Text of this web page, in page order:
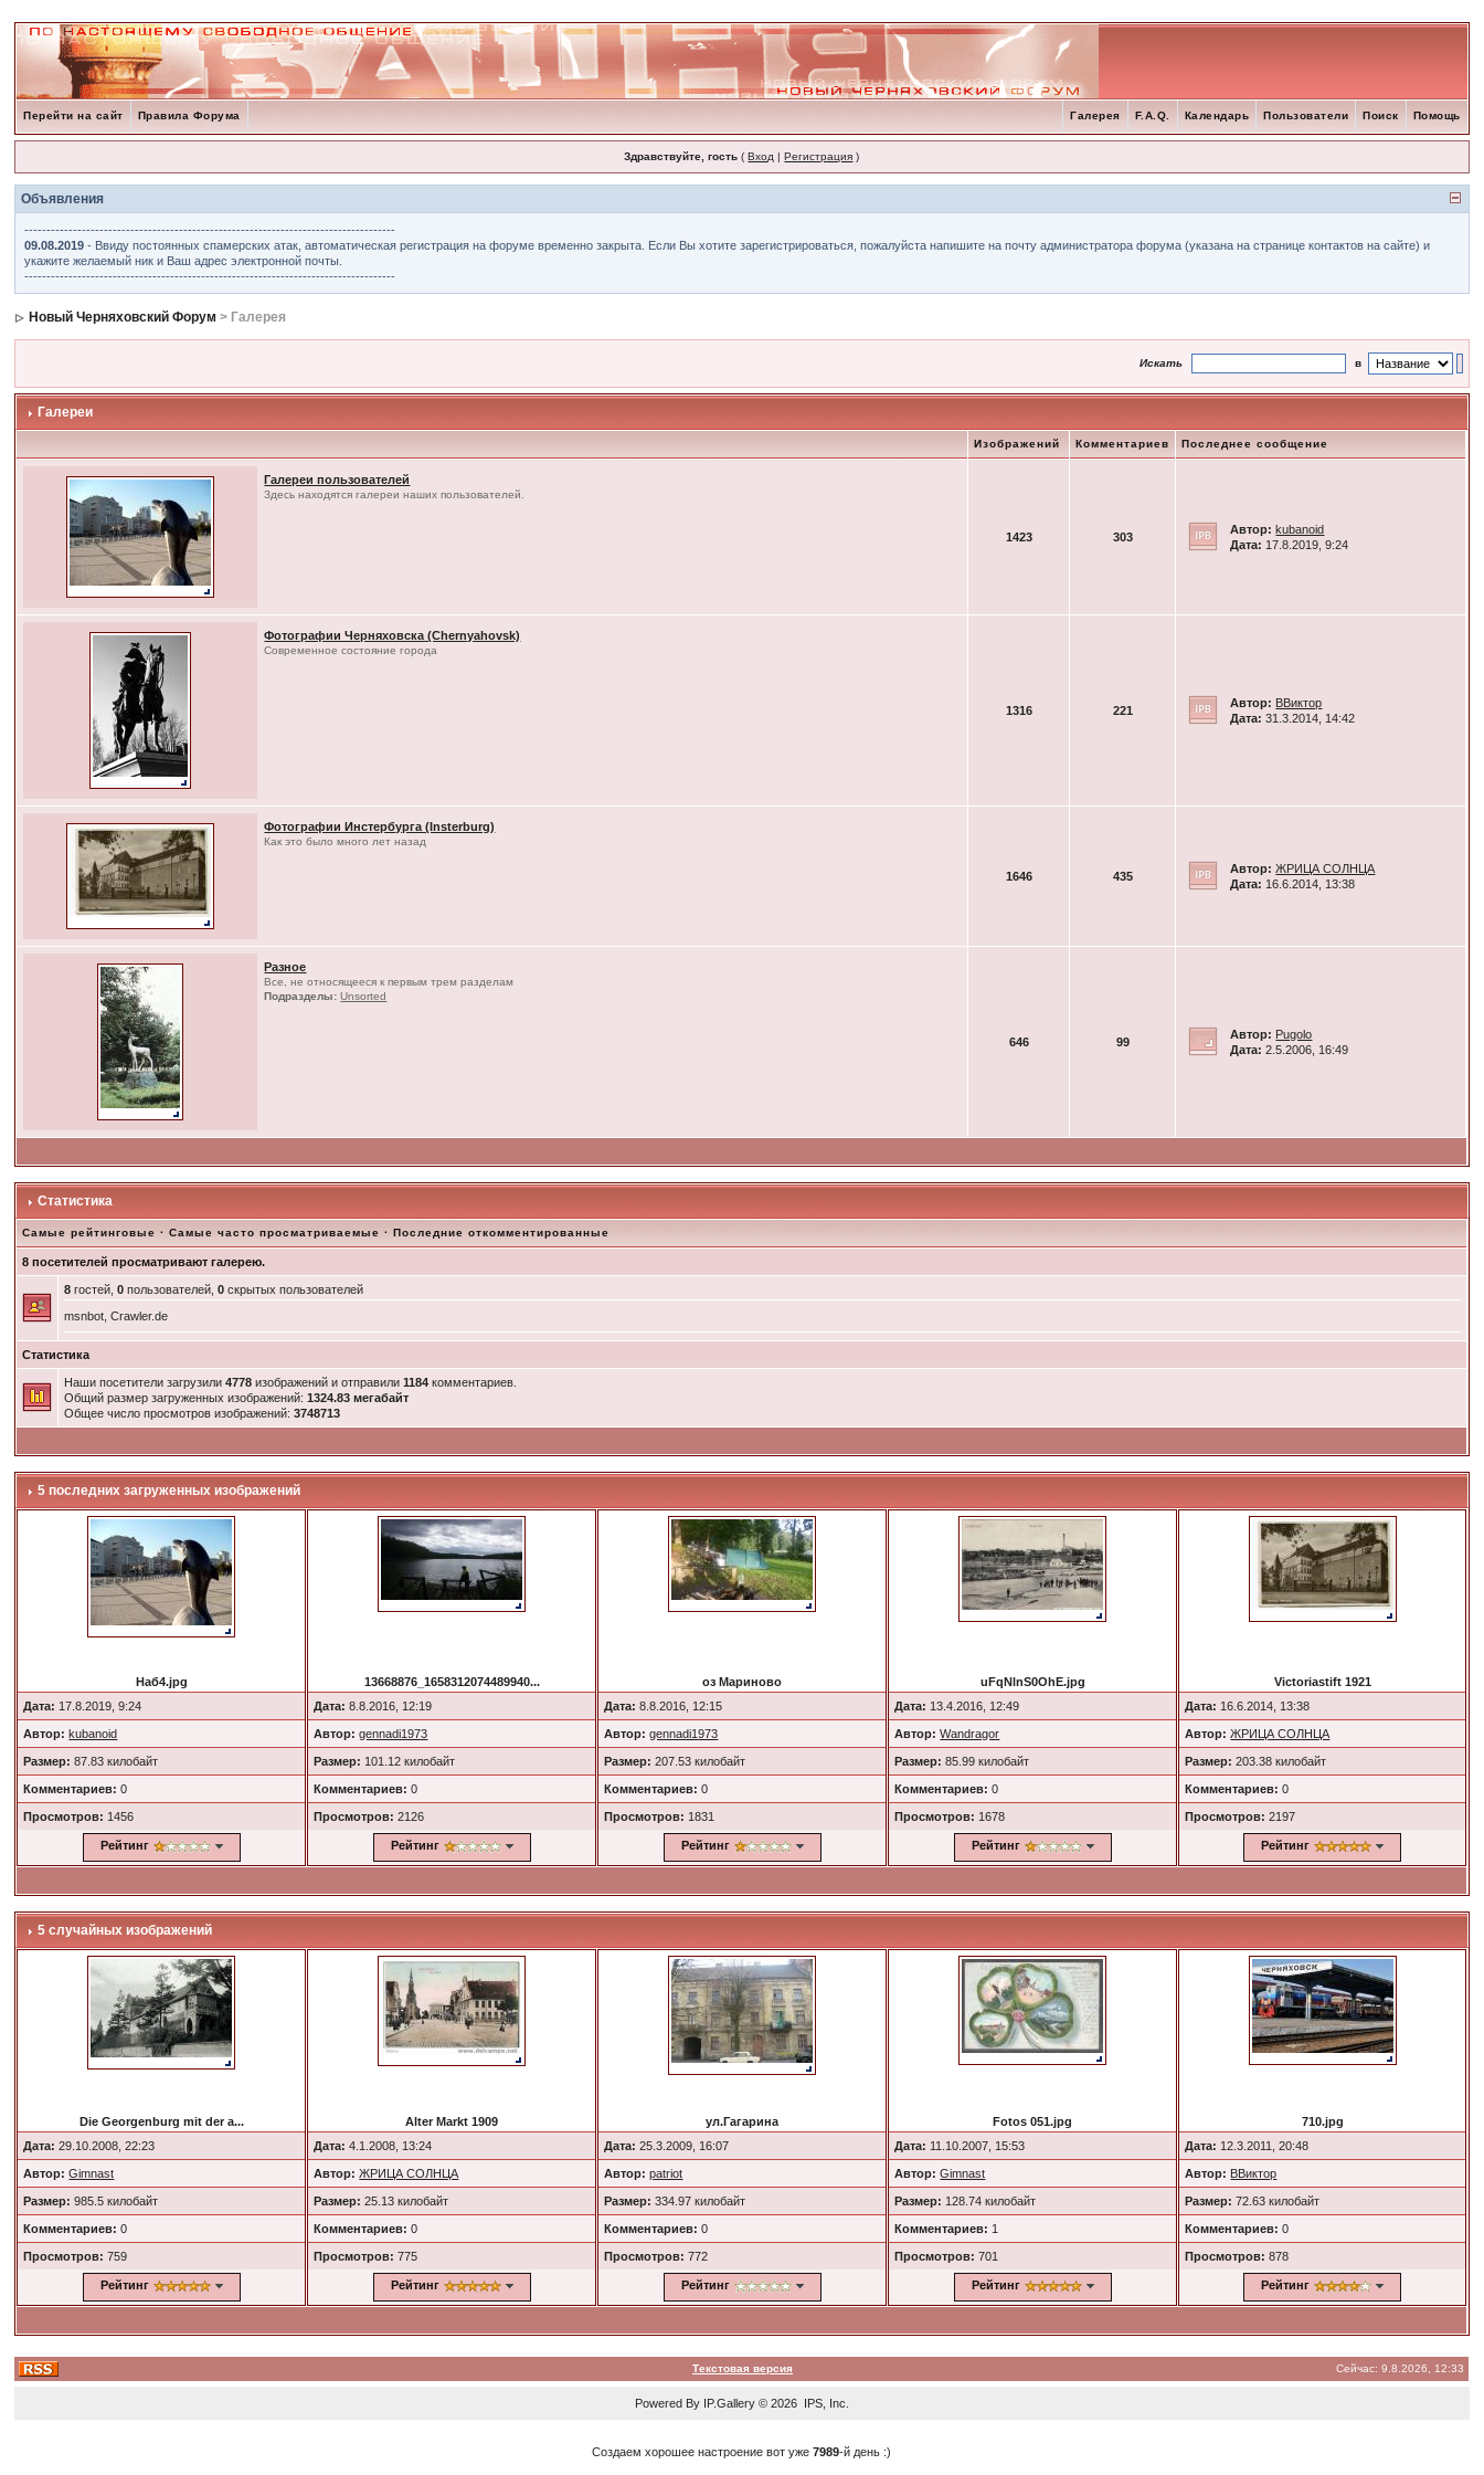
Перейти на сайт Правила Форума Помощь
Поиск
Пользователи
Календарь
F.A.Q.
Галерея
Здравствуйте, гость (Вход |Регистрация )
Объявления
------------------------------------------------------------------------------------
09.08.2019 - Ввиду постоянных спамерских атак, автоматическая регистрация на форуме временно закрыта. Если Вы хотите зарегистрироваться, пожалуйста напишите на почту администратора форума (указана на странице контактов на сайте) и
укажите желаемый ник и Ваш адрес электронной почты.
------------------------------------------------------------------------------------
Новый Черняховский Форум > Галерея
Искать в
Галереи
Изображений Комментариев Последнее сообщение
Галереи пользователей
Здесь находятся галереи наших пользователей.
1423 303
Автор: kubanoid
Дата: 17.8.2019, 9:24
Фотографии Черняховска (Chernyahovsk)
Современное состояние города
1316 221
Автор: ВВиктор
Дата: 31.3.2014, 14:42
Фотографии Инстербурга (Insterburg)
Как это было много лет назад
1646 435
Автор: ЖРИЦА СОЛНЦА
Дата: 16.6.2014, 13:38
Разное
Все, не относящееся к первым трем разделам
Подразделы: Unsorted
646 99
Автор: Pugolo
Дата: 2.5.2006, 16:49
Статистика
Самые рейтинговые ·Самые часто просматриваемые ·Последние откомментированные
8 посетителей просматривают галерею.
8 гостей,0 пользователей,0 скрытых пользователей
msnbot, Crawler.de
Статистика
Наши посетители загрузили4778 изображений и отправили1184 комментариев.
Общий размер загруженных изображений:1324.83 мегабайт
Общее число просмотров изображений:3748713
5 последних загруженных изображений
Наб4.jpg
Дата: 17.8.2019, 9:24
Автор: kubanoid
Размер: 87.83 килобайт
Комментариев: 0
Просмотров: 1456
Рейтинг
13668876_1658312074489940...
Дата: 8.8.2016, 12:19
Автор: gennadi1973
Размер: 101.12 килобайт
Комментариев: 0
Просмотров:2126
Рейтинг
оз Мариново
Дата: 8.8.2016, 12:15
Автор: gennadi1973
Размер: 207.53 килобайт
Комментариев: 0
Просмотров: 1831
Рейтинг
uFqNlnS0OhE.jpg
Дата: 13.4.2016, 12:49
Автор: Wandragor
Размер: 85.99 килобайт
Комментариев: 0
Просмотров: 1678
Рейтинг
Victoriastift 1921
Дата: 16.6.2014, 13:38
Автор: ЖРИЦА СОЛНЦА
Размер: 203.38 килобайт
Комментариев: 0
Просмотров:2197
Рейтинг
5 случайных изображений
Die Georgenburg mit der a...
Дата: 29.10.2008, 22:23
Автор: Gimnast
Размер: 985.5 килобайт
Комментариев: 0
Просмотров:759
Рейтинг
Alter Markt 1909
Дата: 4.1.2008, 13:24
Автор: ЖРИЦА СОЛНЦА
Размер: 25.13 килобайт
Комментариев: 0
Просмотров:775
Рейтинг
ул.Гагарина
Дата: 25.3.2009, 16:07
Автор: patriot
Размер: 334.97 килобайт
Комментариев: 0
Просмотров:772
Рейтинг
Fotos 051.jpg
Дата: 11.10.2007, 15:53
Автор: Gimnast
Размер: 128.74 килобайт
Комментариев: 1
Просмотров:701
Рейтинг
710.jpg
Дата: 12.3.2011, 20:48
Автор: ВВиктор
Размер: 72.63 килобайт
Комментариев: 0
Просмотров:878
Рейтинг
Текстовая версия Сейчас: 9.8.2026, 12:33
Powered By IP.Gallery© 2026 IPS, Inc.
Создаем хорошее настроение вот уже7989-й день :)